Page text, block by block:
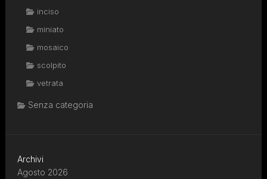
inciso
miniato
mosaico
scolpito
vetrata
Senza categoria
Archivi
Agosto 2026